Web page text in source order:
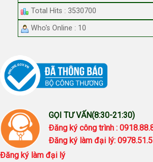
Total Hits : 3530700
Who's Online : 10
GỌI TƯ VẤN(8:30-21:30)
Đăng ký công trình :
Đăng ký làm đại lý:
Đăng ký làm đại lý